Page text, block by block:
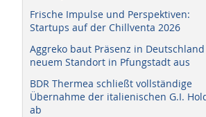
Frische Impulse und Perspektiven:
Startups auf der Chillventa 2026
Aggreko baut Präsenz in
neuem Standort in Pfungstadt aus
BDR Thermea schließt vollständige
Übernahme der italienischen G.I.
ab